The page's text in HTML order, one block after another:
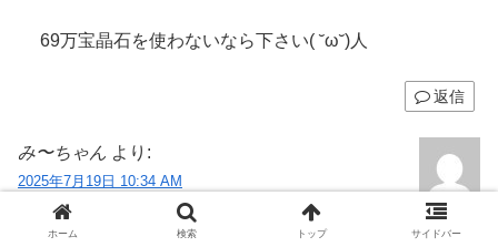
69万宝晶石を使わないなら下さい( ˘ω˘)人
返信
み〜ちゃん より:
2025年7月19日 10:34 AM
(゜_゜)未遂に終わりましたね
ホーム 検索 トップ サイドバー